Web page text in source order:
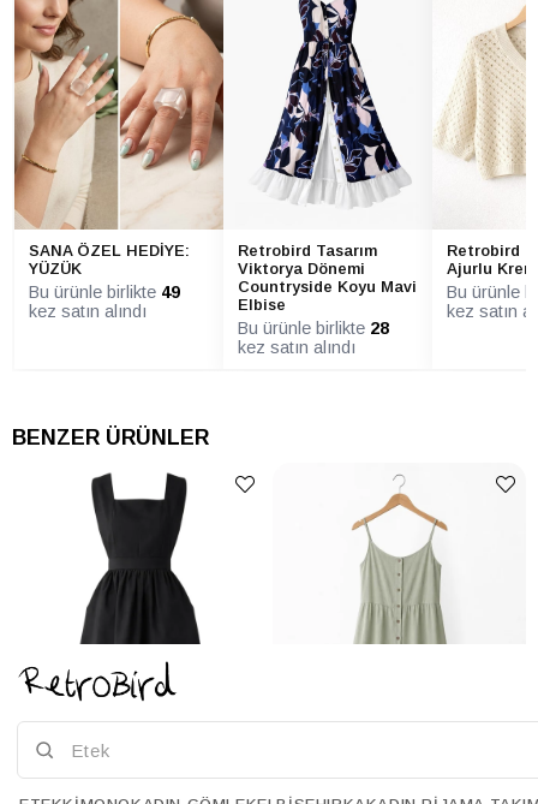
ELBİSE
Sürdürülebilirlik
Detayı
Hayır
ELBİSE Ürün
Detayı
Kuşaklı
ELBİSE Yaka
Tipi
U Yaka
ELBİSE Yaş Tüm Yaş Grupları
ELBİSE Yıkama
Talimatı
Hassas yıkama programında yıkayın
(30°C - 40°C). Ağartıcı kullanmayın.
Nazikçe kurutun, kurutma makinesinde
kurutmayın. Ütü yapmak isterseniz
(gerekli olmamalıdır), buharla veya ürün
hafif nemliyken yapın.
SANA ÖZEL HEDİYE:
YÜZÜK
Bu ürünle birlikte 49
kez satın alındı
Retrobird Tasarım
Viktorya Dönemi
Countryside Koyu Mavi
Elbise
Bu ürünle birlikte 28
kez satın alındı
Retrobird
Ajurlu Krem
Bu ürünle
kez satın
BENZER ÜRÜNLER